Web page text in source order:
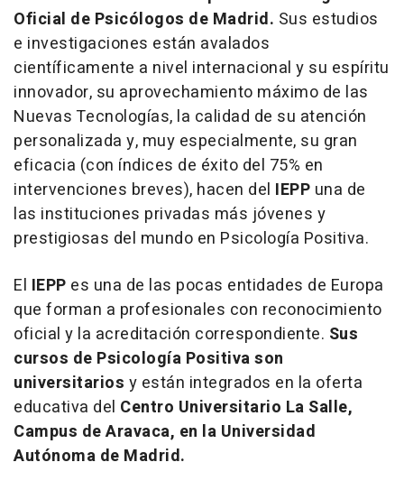
Oficial de Psicólogos de Madrid. Sus estudios
e investigaciones están avalados
científicamente a nivel internacional y su espíritu
innovador, su aprovechamiento máximo de las
Nuevas Tecnologías, la calidad de su atención
personalizada y, muy especialmente, su gran
eficacia (con índices de éxito del 75% en
intervenciones breves), hacen del IEPP una de
las instituciones privadas más jóvenes y
prestigiosas del mundo en Psicología Positiva.
El IEPP es una de las pocas entidades de Europa
que forman a profesionales con reconocimiento
oficial y la acreditación correspondiente. Sus
cursos de Psicología Positiva son
universitarios y están integrados en la oferta
educativa del Centro Universitario La Salle,
Campus de Aravaca, en la Universidad
Autónoma de Madrid.